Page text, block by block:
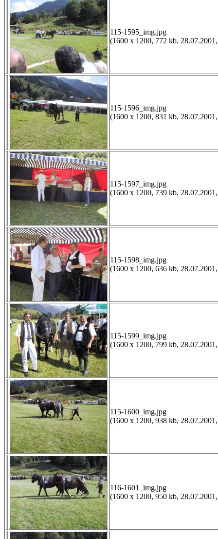
115-1595_img.jpg
(1600 x 1200, 772 kb,
115-1596_img.jpg
(1600 x 1200, 831 kb,
115-1597_img.jpg
(1600 x 1200, 739 kb,
115-1598_img.jpg
(1600 x 1200, 636 kb,
115-1599_img.jpg
(1600 x 1200, 799 kb,
115-1600_img.jpg
(1600 x 1200, 938 kb,
116-1601_img.jpg
(1600 x 1200, 950 kb,